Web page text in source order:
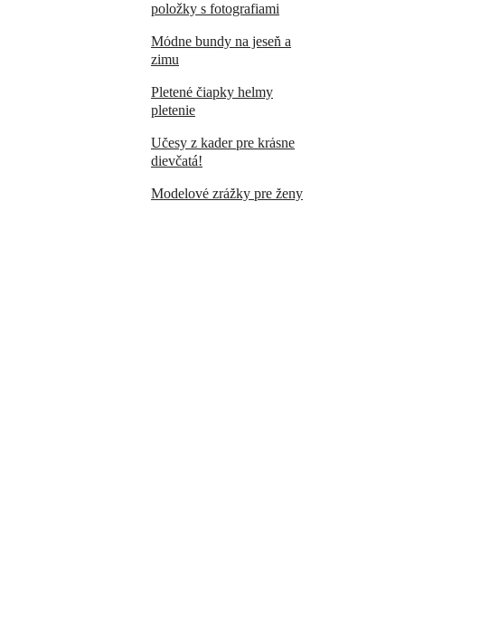
položky s fotografiami
Módne bundy na jeseň a
zimu
Pletené čiapky helmy
pletenie
Účesy z kader pre krásne
dievčatá!
Modelové zrážky pre ženy